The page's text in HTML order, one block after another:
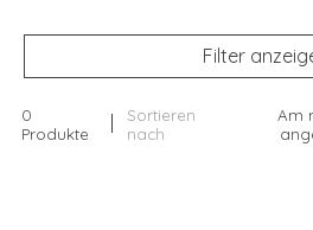
Filter
0
Produkte
Sortieren
nach
Am